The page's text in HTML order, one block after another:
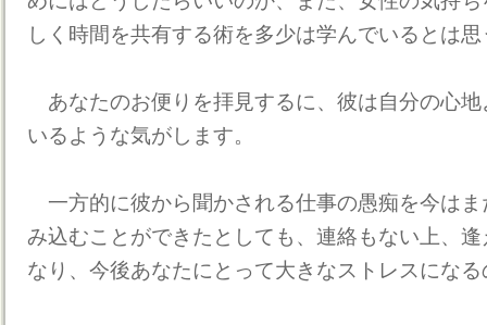
しく時間を共有する術を多少は学んでいるとは
あなたのお便りを拝見するに、彼は自分の心
いるような気がします。
一方的に彼から聞かされる仕事の愚痴を今は
み込むことができたとしても、連絡もない上、
なり、今後あなたにとって大きなストレスにな